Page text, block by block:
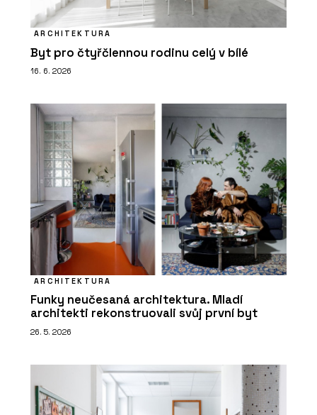
ARCHITEKTURA
Byt pro čtyřčlennou rodinu celý v bílé
16. 6. 2026
ARCHITEKTURA
Funky neučesaná architektura. Mladí
architekti rekonstruovali svůj první byt
26. 5. 2026